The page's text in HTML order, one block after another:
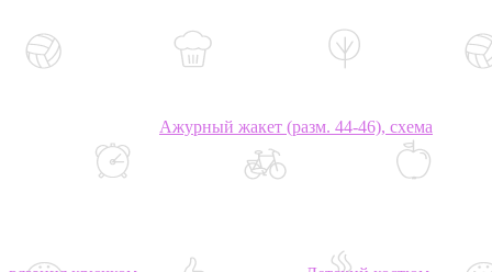
Ажурный жакет (разм. 44-46), схема